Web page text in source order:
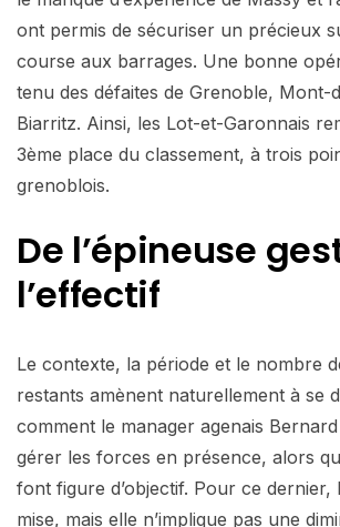
ont permis de sécuriser un précieux
course aux barrages. Une bonne
tenu des défaites de Grenoble, Mont-
Biarritz. Ainsi, les Lot-et-Garonnais
3ème place du classement, à trois
grenoblois.
De l’épineuse
l’effectif
Le contexte, la période et le nombre
restants amènent naturellement à se
comment le manager agenais
gérer les forces en présence, alors
font figure d’objectif. Pour ce dernier,
mise, mais elle n’implique pas une